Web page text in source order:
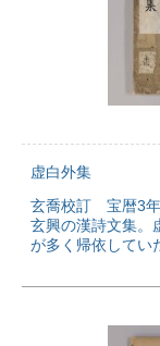
虚白外集
玄喬校訂 宝暦3
玄興の漢詩文集。
が多く帰依してい